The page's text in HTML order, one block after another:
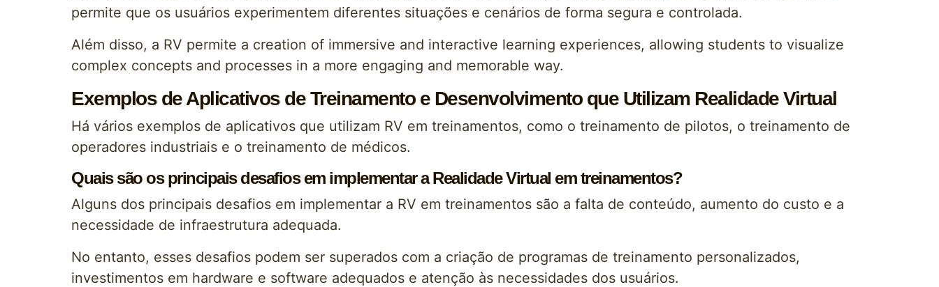
permite que os usuários experimentem diferentes situações e cenários de forma segura e controlada.
Além disso, a RV permite a creation of immersive and interactive learning experiences, allowing students to visualize
complex concepts and processes in a more engaging and memorable way.
Exemplos de Aplicativos de Treinamento e Desenvolvimento que Utilizam Realidade Virtual
Há vários exemplos de aplicativos que utilizam RV em treinamentos, como o treinamento de pilotos, o treinamento de
operadores industriais e o treinamento de médicos.
Quais são os principais desafios em implementar a Realidade Virtual em treinamentos?
Alguns dos principais desafios em implementar a RV em treinamentos são a falta de conteúdo, aumento do custo e a
necessidade de infraestrutura adequada.
No entanto, esses desafios podem ser superados com a criação de programas de treinamento personalizados,
investimentos em hardware e software adequados e atenção às necessidades dos usuários.